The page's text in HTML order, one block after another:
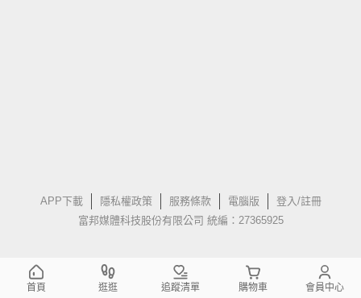
APP下載 隱私權政策 服務條款 電腦版
登入/註冊
富邦媒體科技股份有限公司 統編：27365925
首頁 逛逛 追蹤清單 購物車 會員中心